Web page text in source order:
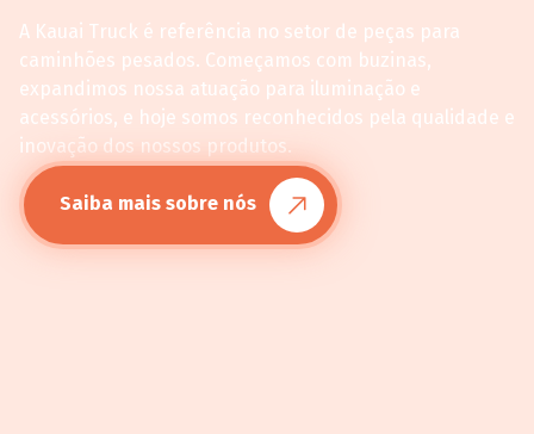
A Kauai Truck é referência no setor de peças para
caminhões pesados. Começamos com buzinas,
expandimos nossa atuação para iluminação e
acessórios, e hoje somos reconhecidos pela qualidade e
inovação dos nossos produtos.
Saiba mais sobre nós